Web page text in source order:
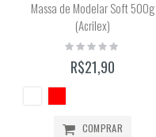
Massa de Modelar Soft 500g
(Acrilex)
Rating:
R$21,90
COMPRAR